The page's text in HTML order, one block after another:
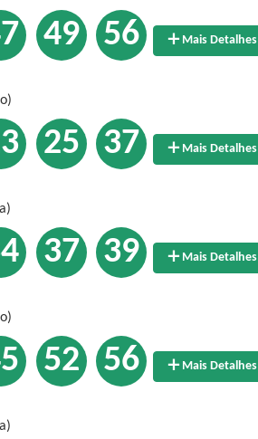
49 56 Mais Detalhes
25 37 Mais Detalhes
37 39 Mais Detalhes
52 56 Mais Detalhes